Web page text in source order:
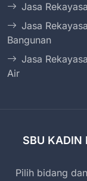
Jasa
Jasa
Bangunan
Jasa
Air
SBU
Pilih bidang